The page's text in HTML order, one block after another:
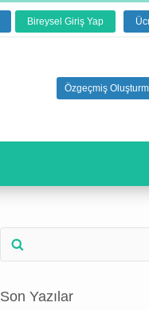
Bireysel Giriş Yap
Özgeçmiş
Son Yazılar